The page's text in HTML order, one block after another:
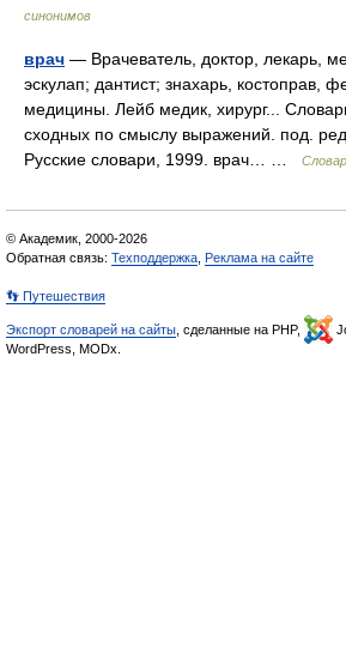
синонимов
врач — Врачеватель, доктор, лекарь,
эскулап; дантист; знахарь, костоправ,
медицины. Лейб медик, хирург...
сходных по смыслу выражений. под.
Русские словари, 1999. врач… …
© Академик, 2000-2026
Обратная связь: Техподдержка Реклама на сайте
👣 Путешествия
Экспорт словарей на сайты , сделанные на PHP,
WordPress, MODx.